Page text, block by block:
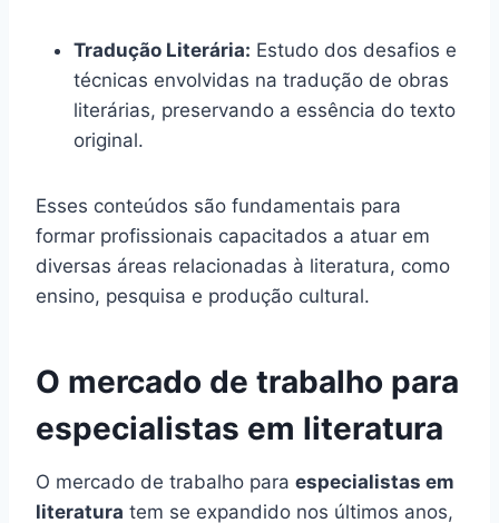
Tradução Literária: Estudo dos desafios e
técnicas envolvidas na tradução de obras
literárias, preservando a essência do texto
original.
Esses conteúdos são fundamentais para
formar profissionais capacitados a atuar em
diversas áreas relacionadas à literatura, como
ensino, pesquisa e produção cultural.
O mercado de trabalho para
especialistas em literatura
O mercado de trabalho para especialistas em
literatura tem se expandido nos últimos anos,